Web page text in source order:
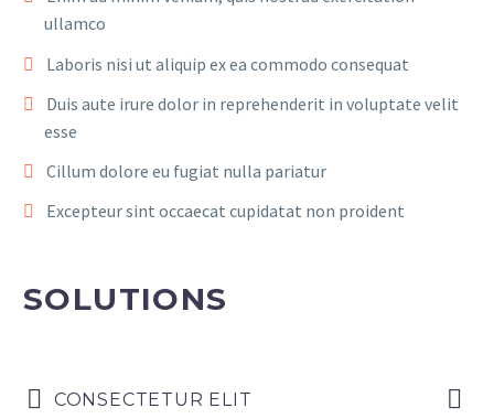
ullamco
Laboris nisi ut aliquip ex ea commodo consequat
Duis aute irure dolor in reprehenderit in voluptate velit
esse
Cillum dolore eu fugiat nulla pariatur
Excepteur sint occaecat cupidatat non proident
SOLUTIONS
CONSECTETUR ELIT